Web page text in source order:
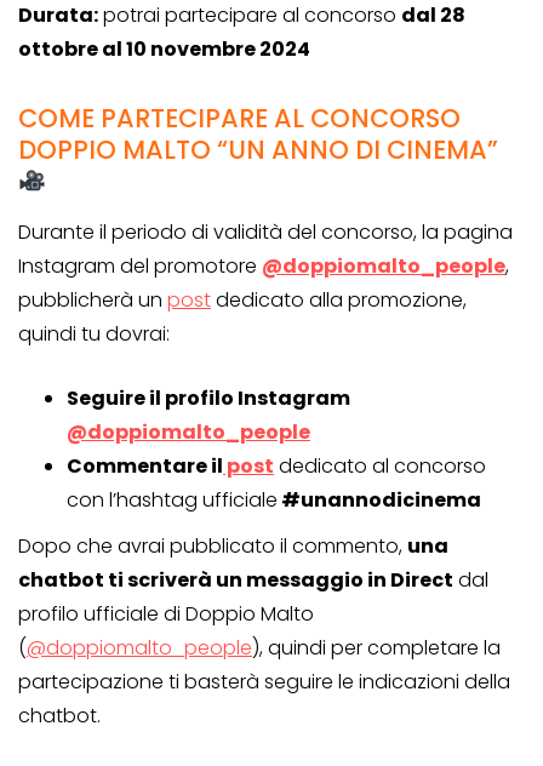
Durata:potrai partecipare al concorso dal 28
ottobre al 10 novembre 2024
COME PARTECIPARE AL CONCORSO
DOPPIO MALTO “UN ANNO DI CINEMA”
Durante il periodo di validità del concorso, la pagina
Instagram del promotore @doppiomalto_people,
pubblicherà un postdedicato alla promozione,
quindi tu dovrai:
Seguire il profilo Instagram
@doppiomalto_people
Commentare il post dedicato al concorso
con l’hashtag ufficiale #unannodicinema
Dopo che avrai pubblicato il commento, una
chatbot ti scriverà un messaggio in Direct dal
profilo ufficiale di Doppio Malto
(@doppiomalto_people), quindi per completare la
partecipazione ti basterà seguire le indicazioni della
chatbot.